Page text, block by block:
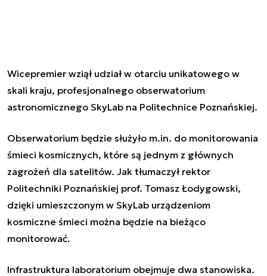
Wicepremier wziął udział w otarciu unikatowego w
skali kraju, profesjonalnego obserwatorium
astronomicznego SkyLab na Politechnice Poznańskiej.
Obserwatorium będzie służyło m.in. do monitorowania
śmieci kosmicznych, które są jednym z głównych
zagrożeń dla satelitów. Jak tłumaczył rektor
Politechniki Poznańskiej prof. Tomasz Łodygowski,
dzięki umieszczonym w SkyLab urządzeniom
kosmiczne śmieci można będzie na bieżąco
monitorować.
Infrastruktura laboratorium obejmuje dwa stanowiska.